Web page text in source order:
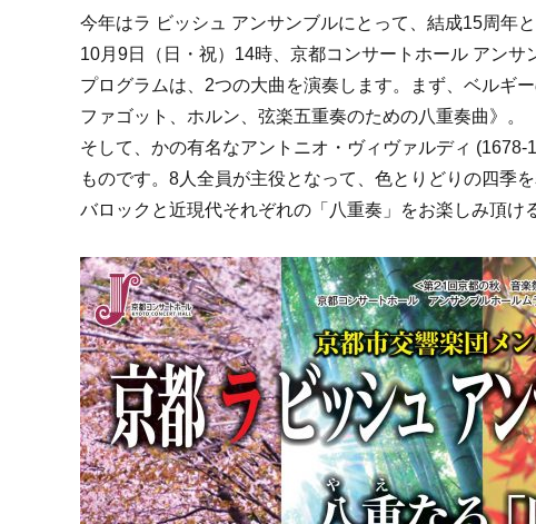
今年はラ ビッシュ アンサンブルにとって、結成15周年
10月9日（日・祝）14時、京都コンサートホール アンサ
プログラムは、2つの大曲を演奏します。まず、ベルギ
ファゴット、ホルン、弦楽五重奏のための八重奏曲》。
そして、かの有名なアントニオ・ヴィヴァルディ
ものです。8人全員が主役となって、色とりどりの四季を
バロックと近現代それぞれの「八重奏」をお楽しみ頂け